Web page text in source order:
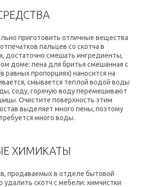
приготовить отличные вещества
пальцев со скотча в
достаточно смешать ингредиенты,
доме: пена для бритья смешанная с
равных пропорциях) наносится на
смывается теплой водой воды
соду, горячую воду перемешивают
Очистите поверхность этим
выделяет много пены, поэтому
много воды.
ХИМИКАТЫ
продаваемых в отделе бытовой
удалить скотч с мебели: химчистки